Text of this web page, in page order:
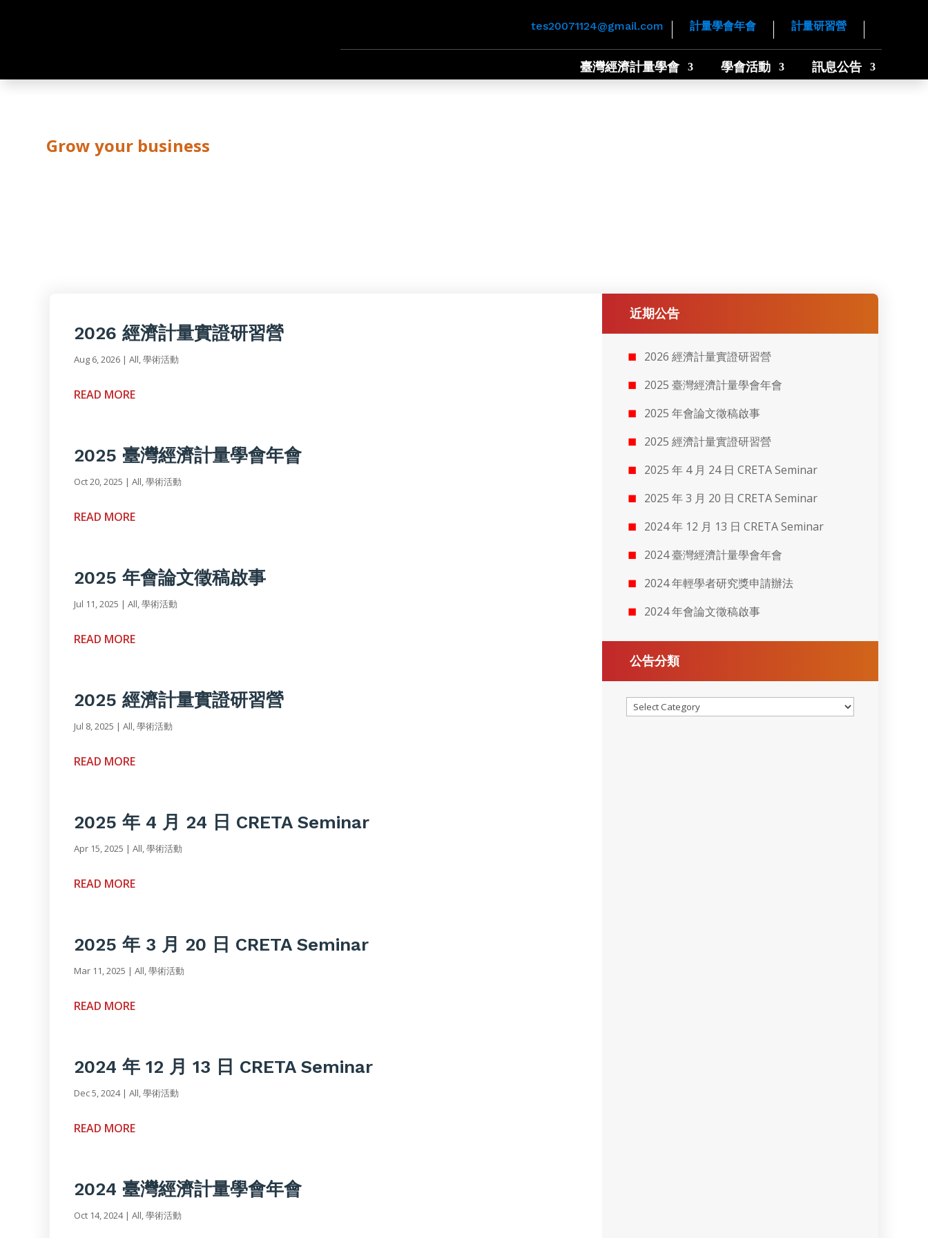
計量研習營
計量學會年會
tes20071124@gmail.com
臺灣經濟計量學會 學會活動 訊息公告
Grow your business
2026 經濟計量實證研習營
Aug 6, 2026 | All,學術活動
READ MORE
2025 臺灣經濟計量學會年會
Oct 20, 2025 | All,學術活動
READ MORE
2025 年會論文徵稿啟事
Jul 11, 2025 | All,學術活動
READ MORE
2025 經濟計量實證研習營
Jul 8, 2025 | All,學術活動
READ MORE
2025 年 4 月 24 日 CRETA Seminar
Apr 15, 2025 | All,學術活動
READ MORE
2025 年 3 月 20 日 CRETA Seminar
Mar 11, 2025 | All,學術活動
READ MORE
2024 年 12 月 13 日 CRETA Seminar
Dec 5, 2024| All,學術活動
READ MORE
2024 臺灣經濟計量學會年會
Oct 14, 2024| All,學術活動
近期公告
2026 經濟計量實證研習營
2025 臺灣經濟計量學會年會
2025 年會論文徵稿啟事
2025 經濟計量實證研習營
2025 年 4 月 24 日 CRETA Seminar
2025 年 3 月 20 日 CRETA Seminar
2024 年 12 月 13 日 CRETA Seminar
2024 臺灣經濟計量學會年會
2024 年輕學者研究獎申請辦法
2024 年會論文徵稿啟事
公告分類
公